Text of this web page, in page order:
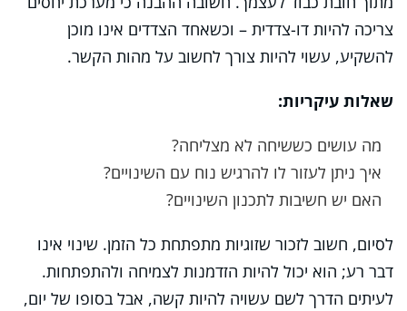
צריכה להיות דו-צדדית – וכשאחד הצדדים אינו מוכן
להשקיע, עשוי להיות צורך לחשוב על מהות הקשר.
שאלות עיקריות:
מה עושים כששיחה לא מצליחה?
איך ניתן לעזור לו להרגיש נוח עם השינויים?
האם יש חשיבות לתכנון השינויים?
לסיום, חשוב לזכור שזוגיות מתפתחת כל הזמן. שינוי אינו
דבר רע; הוא יכול להיות הזדמנות לצמיחה ולהתפתחות.
לעיתים הדרך לשם עשויה להיות קשה, אבל בסופו של יום,